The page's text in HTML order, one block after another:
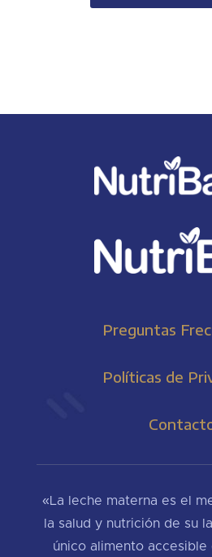
Preguntas
Políticas de
«La leche materna es el
la salud y nutrición de su
único alimento accesible